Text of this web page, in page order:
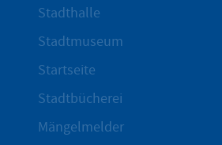
Stadthalle
Stadtmuseum
Startseite
Stadtbücherei
Mängelmelder